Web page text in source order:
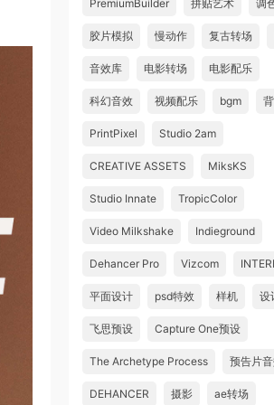
PremiumBuilder 拼贴艺术 调
胶片模拟 慢动作 复古转场
音效库 电影转场 电影配乐
科幻音效 视频配乐 bgm
PrintPixel Studio 2am
CREATIVE ASSETS MiksKS
Studio Innate TropicColor
Video Milkshake Indieground
Dehancer Pro Vizcom
平面设计 psd特效 样机 设
飞思预设 Capture One预设
The Archetype Process 预告片
DEHANCER 摄影 ae转场